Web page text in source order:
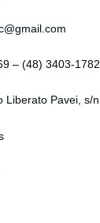
– (48) 3403-1782
Liberato Pavei, s/n